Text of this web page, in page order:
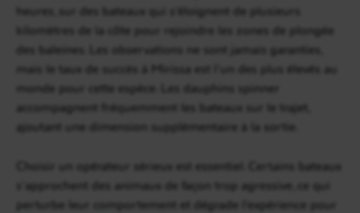
heures, sur des bateaux qui s’éloignent de plusieurs
kilomètres de la côte pour rejoindre les zones de plongée
des baleines. Les observations ne sont jamais garanties,
mais le taux de succès à Mirissa est l’un des plus élevés au
monde pour cette espèce. Les dauphins spinner
accompagnent fréquemment les bateaux sur le trajet,
ajoutant une dimension supplémentaire à la sortie.
Choisir un opérateur sérieux est essentiel. Certains bateaux
s’approchent des animaux de façon trop agressive, ce qui
perturbe leur comportement et dégrade l’expérience pour